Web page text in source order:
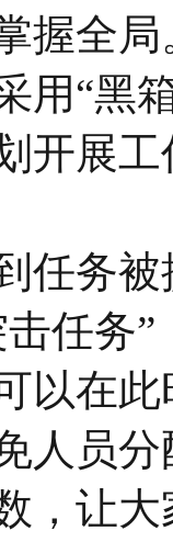
握全局
用“黑
开展
任务
任务
以在
人员
，让